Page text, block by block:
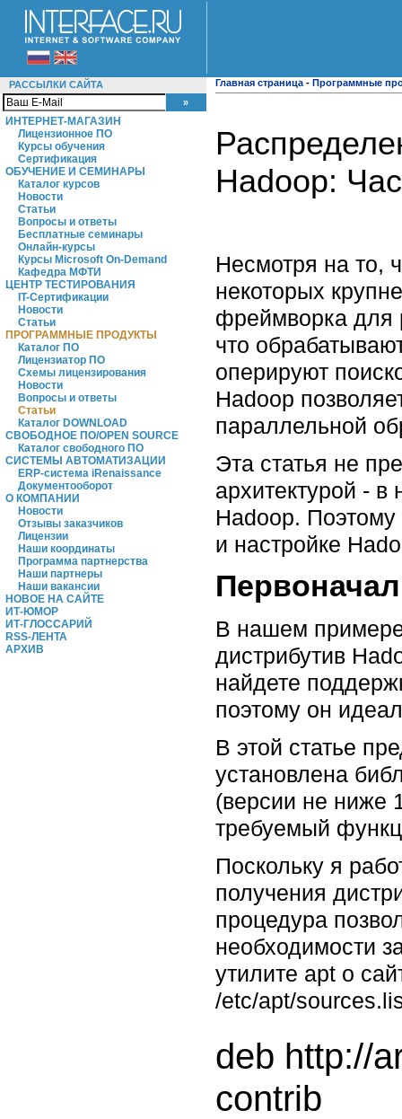
РАССЫЛКИ САЙТА
ИНТЕРНЕТ-МАГАЗИН
Лицензионное ПО
Курсы обучения
Сертификация
ОБУЧЕНИЕ И СЕМИНАРЫ
Каталог курсов
Новости
Статьи
Вопросы и ответы
Бесплатные семинары
Онлайн-курсы
Курсы Microsoft On-Demand
Кафедра МФТИ
ЦЕНТР ТЕСТИРОВАНИЯ
IT-Сертификации
Новости
Статьи
ПРОГРАММНЫЕ ПРОДУКТЫ
Каталог ПО
Лицензиатор ПО
Схемы лицензирования
Новости
Вопросы и ответы
Статьи
Каталог DOWNLOAD
СВОБОДНОЕ ПО/OPEN SOURCE
Каталог свободного ПО
СИСТЕМЫ АВТОМАТИЗАЦИИ
ERP-система iRenaissance
Документооборот
О КОМПАНИИ
Новости
Отзывы заказчиков
Лицензии
Наши координаты
Программа партнерства
Наши партнеры
Наши вакансии
НОВОЕ НА САЙТЕ
ИТ-ЮМОР
ИТ-ГЛОССАРИЙ
RSS-ЛЕНТА
АРХИВ
Главная страница - Программные
Hadoop:
Несмотря на то,
некоторых
фреймворка для
что
оперируют
Hadoop
параллельной
Эта статья не
архитектурой - в
Hadoop. Поэтому
и настройке
В нашем
дистрибутив
найдете
поэтому он
В этой статье
установлена
(версии не ниже
требуемый
Поскольку я
получения
процедура
необходимости
утилите apt о
/etc/apt/
deb http://
contrib